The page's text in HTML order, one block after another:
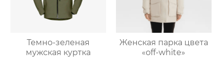
Темно-зеленая
мужская куртка
Женская парка цвета
«off-white»